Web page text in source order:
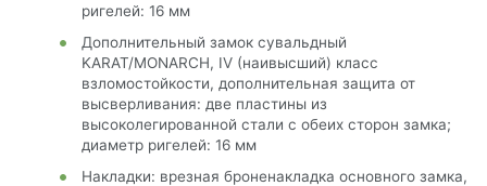
ригелей: 16 мм
Дополнительный замок сувальдный
KARAT/MONARCH, IV (наивысший) класс
взломостойкости, дополнительная защита от
высверливания: две пластины из
высоколегированной стали с обеих сторон замка;
диаметр ригелей: 16 мм
Накладки: врезная броненакладка основного замка,